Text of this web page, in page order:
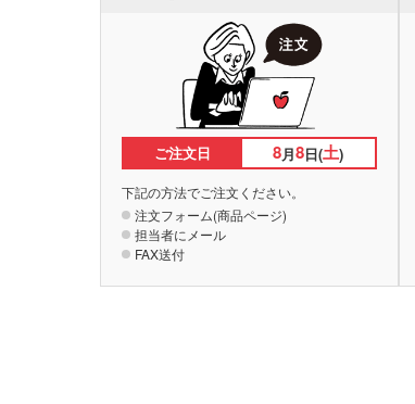
ご注文日 8月8日(土)
下記の方法でご注文ください。
注文フォーム(商品ページ)
担当者にメール
FAX送付